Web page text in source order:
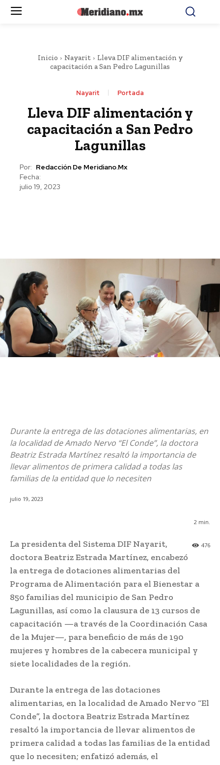
Inicio Nayarit
Lleva DIF alimentación y
capacitación a San Pedro Lagunillas
Nayarit Portada
Lleva DIF alimentación y
capacitación a San Pedro
Lagunillas
Por: Redacción De Meridiano.mx
Fecha:
julio 19, 2023
Durante la entrega de las dotaciones alimentarias, en
la localidad de Amado Nervo “El Conde”, la doctora
Beatriz Estrada Martínez resaltó la importancia de
llevar alimentos de primera calidad a todas las
familias de la entidad que lo necesiten
julio 19, 2023
2 min.
476
La presidenta del Sistema DIF Nayarit,
doctora Beatriz Estrada Martínez, encabezó
la entrega de dotaciones alimentarias del
Programa de Alimentación para el Bienestar a
850 familias del municipio de San Pedro
Lagunillas, así como la clausura de 13 cursos de
capacitación —a través de la Coordinación Casa
de la Mujer—, para beneficio de más de 190
mujeres y hombres de la cabecera municipal y
siete localidades de la región.
Durante la entrega de las dotaciones
alimentarias, en la localidad de Amado Nervo “El
Conde”, la doctora Beatriz Estrada Martínez
resaltó la importancia de llevar alimentos de
primera calidad a todas las familias de la entidad
que lo necesiten; enfatizó además, el